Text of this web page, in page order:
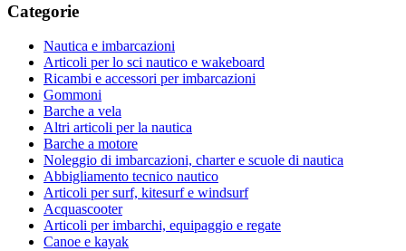
Categorie
Nautica e imbarcazioni
Articoli per lo sci nautico e wakeboard
Ricambi e accessori per imbarcazioni
Gommoni
Barche a vela
Altri articoli per la nautica
Barche a motore
Noleggio di imbarcazioni, charter e scuole di nautica
Abbigliamento tecnico nautico
Articoli per surf, kitesurf e windsurf
Acquascooter
Articoli per imbarchi, equipaggio e regate
Canoe e kayak